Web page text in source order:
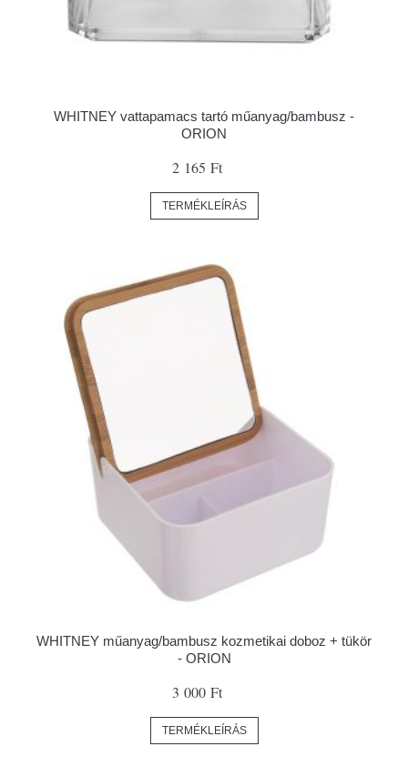
WHITNEY vattapamacs tartó műanyag/bambusz -
ORION
2 165 Ft
TERMÉKLEÍRÁS
WHITNEY műanyag/bambusz kozmetikai doboz + tükör
- ORION
3 000 Ft
TERMÉKLEÍRÁS